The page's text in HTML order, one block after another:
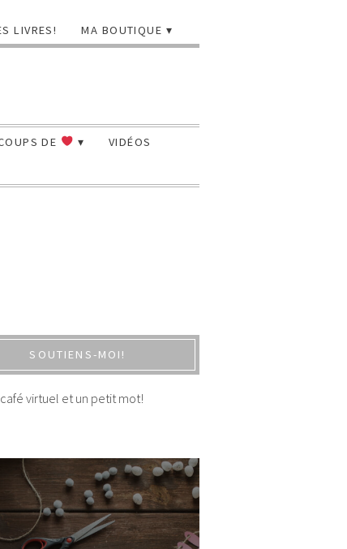
LIVRES! MA BOUTIQUE
DE
VIDÉOS
SOUTIENS-MOI!
virtuel et un petit mot!